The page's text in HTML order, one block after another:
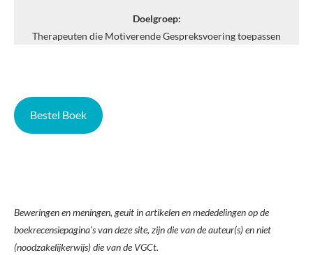
Doelgroep:
Therapeuten die Motiverende Gespreksvoering toepassen
Bestel Boek
Beweringen en meningen, geuit in artikelen en mededelingen op de
boekrecensiepagina’s van deze site, zijn die van de auteur(s) en niet
(noodzakelijkerwijs) die van de VGCt.